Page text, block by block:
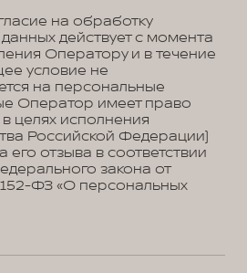
на обработку
действует с момента
Оператору и в течение
условие не
на персональные
Оператор имеет право
целях исполнения
Российской Федерации)
его отзыва в соответствии
закона от
ФЗ «О персональных